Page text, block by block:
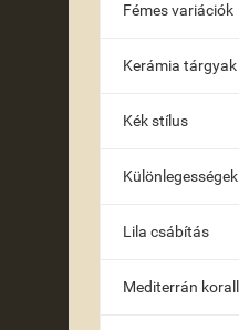
Fémes variációk
Kerámia tárgyak
Kék stílus
Különlegességek
Lila csábítás
Mediterrán korall